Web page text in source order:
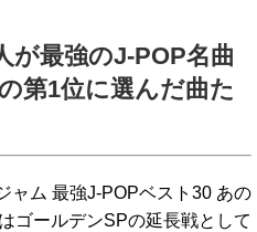
が最強のJ-POP名曲
第1位に選んだ曲た
ャム 最強J-POPベスト30 あの
ゴールデンSPの延長戦として